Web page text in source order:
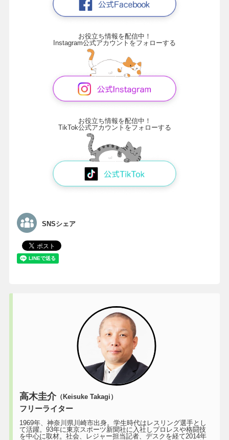
お役立ち情報を配信中！
Instagram公式アカウントをフォローする
お役立ち情報を配信中！
TikTok公式アカウントをフォローする
SNSシェア
高木圭介（Keisuke Takagi）
フリーライター
1969年、神奈川県川崎市出身。学生時代はレスリング選手とし
て活躍。93年に東京スポーツ新聞社に入社しプロレスや格闘技
を中心に取材。社会、レジャー担当記者、デスクを経て2014年